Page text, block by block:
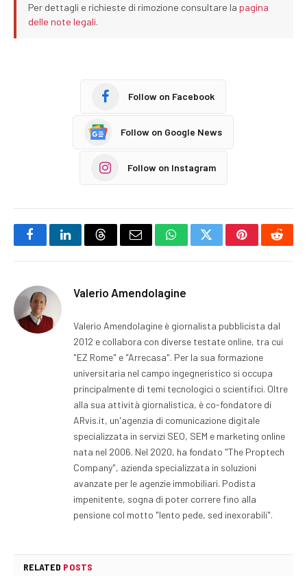
Per dettagli e richieste di rimozione consultare la pagina
delle note legali.
Follow on Facebook
Follow on Google News
Follow on Instagram
FacebookLinkedInThreadsEmail WhatsAppTwitterPinterest
Valerio Amendolagine
Valerio Amendolagine è giornalista pubblicista dal
2012 e collabora con diverse testate online, tra cui
"EZ Rome" e "Arrecasa". Per la sua formazione
universitaria nel campo ingegneristico si occupa
principalmente di temi tecnologici o scientifici. Oltre
alla sua attività giornalistica, è co-fondatore di
ARvis.it, un'agenzia di comunicazione digitale
specializzata in servizi SEO, SEM e marketing online
nata nel 2006. Nel 2020, ha fondato "The Proptech
Company", azienda specializzata in soluzioni
avanzate per le agenzie immobiliari. Podista
impenitente, sogna di poter correre fino alla
pensione col motto "lento pede, sed inexorabili".
RELATED POSTS